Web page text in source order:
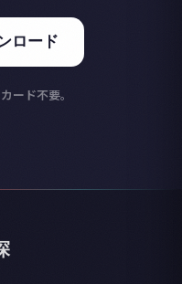
ロード
ード不要。